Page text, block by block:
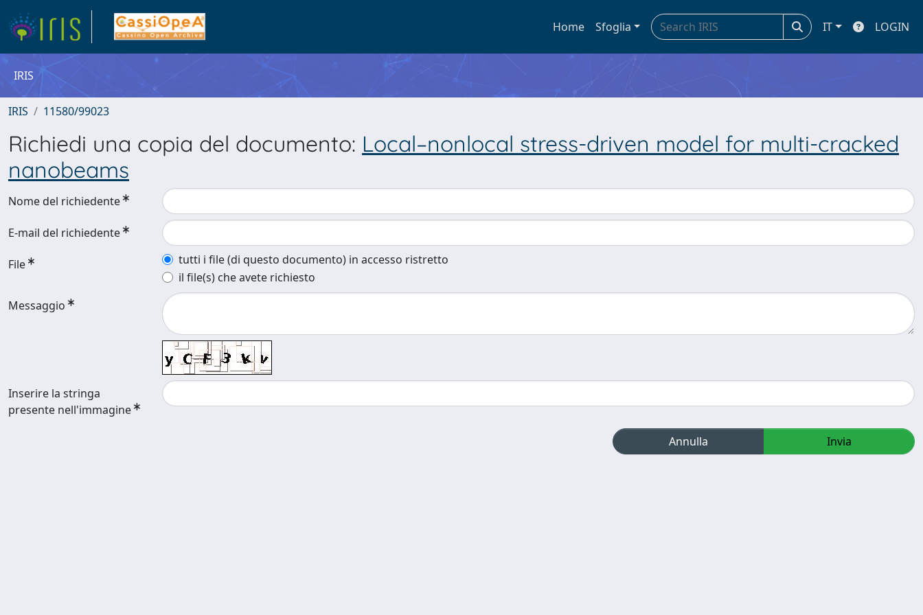
Home Sfoglia IT LOGIN
IRIS
IRIS 11580/99023
Richiedi una copia del documento: Local–nonlocal stress-driven model for multi-cracked
nanobeams
Nome del richiedente
E-mail del richiedente
File
tutti i file (di questo documento) in accesso ristretto
il file(s) che avete richiesto
Messaggio
Inserire la stringa
presente nell'immagine
Annulla Invia